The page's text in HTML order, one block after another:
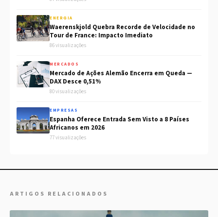
ENERGIA
Waerenskjold Quebra Recorde de Velocidade no
Tour de France: Impacto Imediato
86 visualizações
MERCADOS
Mercado de Ações Alemão Encerra em Queda —
DAX Desce 0,51%
80 visualizações
EMPRESAS
Espanha Oferece Entrada Sem Visto a 8 Países
Africanos em 2026
77 visualizações
ARTIGOS RELACIONADOS